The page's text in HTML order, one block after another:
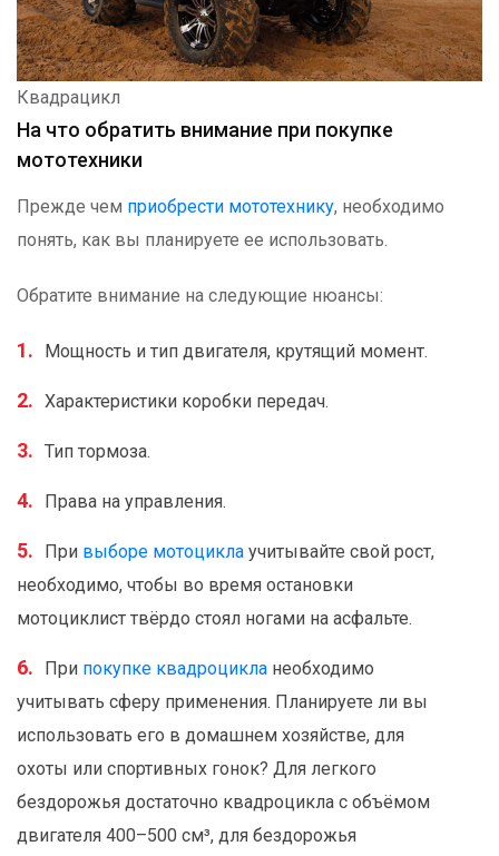
Квадрацикл
На что обратить внимание при покупке
мототехники
Прежде чем приобрести мототехнику, необходимо
понять, как вы планируете ее использовать.
Обратите внимание на следующие нюансы:
Мощность и тип двигателя, крутящий момент.
Характеристики коробки передач.
Тип тормоза.
Права на управления.
При выборе мотоцикла учитывайте свой рост,
необходимо, чтобы во время остановки
мотоциклист твёрдо стоял ногами на асфальте.
При покупке квадроцикла необходимо
учитывать сферу применения. Планируете ли вы
использовать его в домашнем хозяйстве, для
охоты или спортивных гонок? Для легкого
бездорожья достаточно квадроцикла с объёмом
двигателя 400–500 см³, для бездорожья